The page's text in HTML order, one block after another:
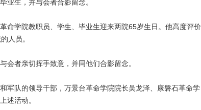
业生，并与会者合影留念。
学院教职员、学生、毕业生迎来两院65岁生日。他高度评价
人员。
者亲切挥手致意，并同他们合影留念。
队的领导干部，万景台革命学院院长吴龙泽、康磐石革命学
述活动。